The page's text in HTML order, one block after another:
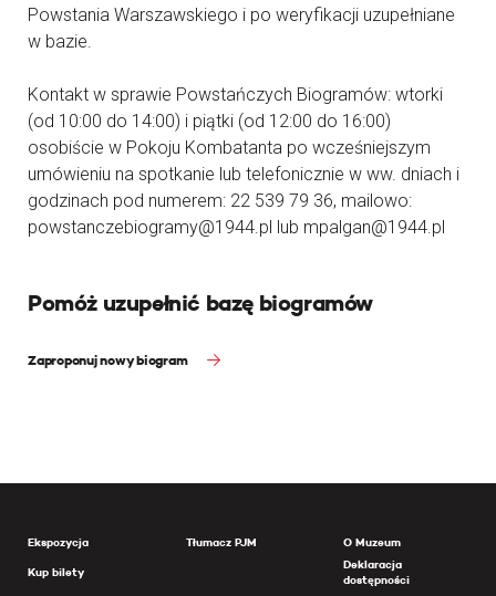
Powstania Warszawskiego i po weryfikacji uzupełniane
w bazie.
Kontakt w sprawie Powstańczych Biogramów: wtorki
(od 10:00 do 14:00) i piątki (od 12:00 do 16:00)
osobiście w Pokoju Kombatanta po wcześniejszym
umówieniu na spotkanie lub telefonicznie w ww. dniach i
godzinach pod numerem: 22 539 79 36, mailowo:
powstanczebiogramy@1944.pl lub mpalgan@1944.pl
Pomóż uzupełnić bazę biogramów
Zaproponuj nowy biogram
Ekspozycja
Kup bilety
Tłumacz PJM
O Muzeum
Deklaracja
dostępności